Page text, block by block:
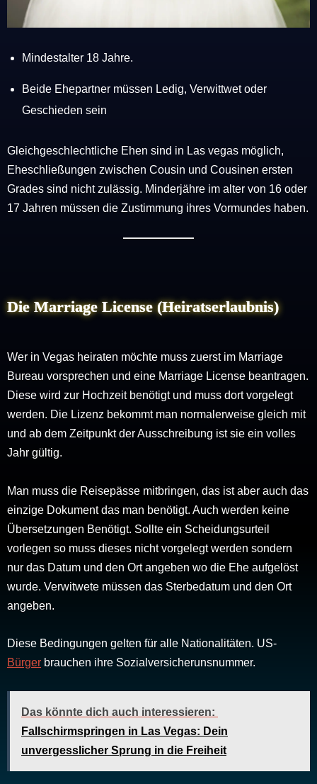
Mindestalter 18 Jahre.
Beide Ehepartner müssen Ledig, Verwittwet oder
Geschieden sein
Gleichgeschlechtliche Ehen sind in Las vegas möglich,
Eheschließungen zwischen Cousin und Cousinen ersten
Grades sind nicht zulässig. Minderjähre im alter von 16 oder
17 Jahren müssen die Zustimmung ihres Vormundes haben.
Die Marriage License (Heiratserlaubnis)
Wer in Vegas heiraten möchte muss zuerst im Marriage
Bureau vorsprechen und eine Marriage License beantragen.
Diese wird zur Hochzeit benötigt und muss dort vorgelegt
werden. Die Lizenz bekommt man normalerweise gleich mit
und ab dem Zeitpunkt der Ausschreibung ist sie ein volles
Jahr gültig.
Man muss die Reisepässe mitbringen, das ist aber auch das
einzige Dokument das man benötigt. Auch werden keine
Übersetzungen Benötigt. Sollte ein Scheidungsurteil
vorlegen so muss dieses nicht vorgelegt werden sondern
nur das Datum und den Ort angeben wo die Ehe aufgelöst
wurde. Verwitwete müssen das Sterbedatum und den Ort
angeben.
Diese Bedingungen gelten für alle Nationalitäten. US-
Bürger brauchen ihre Sozialversicherunsnummer.
Das könnte dich auch interessieren:
Fallschirmspringen in Las Vegas: Dein
unvergesslicher Sprung in die Freiheit